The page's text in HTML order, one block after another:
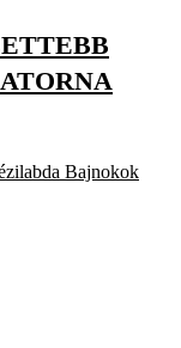
Bajnokok